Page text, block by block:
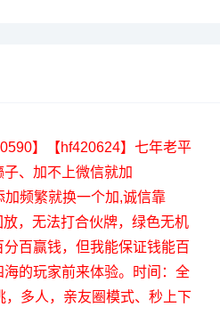
】【hf420624】七年老平
、加不上微信就加
加频繁就换一个加,诚信靠
，无法打合伙牌，绿色无机
百赢钱，但我能保证钱能百
的玩家前来体验。时间：全
，多人，亲友圈模式、秒上下